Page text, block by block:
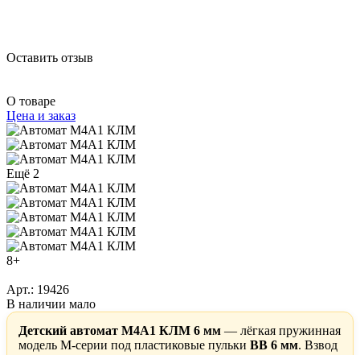
Оставить отзыв
О товаре
Цена и заказ
Ещё 2
8+
Арт.: 19426
В наличии мало
Детский автомат M4A1 КЛМ 6 мм — лёгкая пружинная
модель М-серии под пластиковые пульки BB 6 мм. Взвод